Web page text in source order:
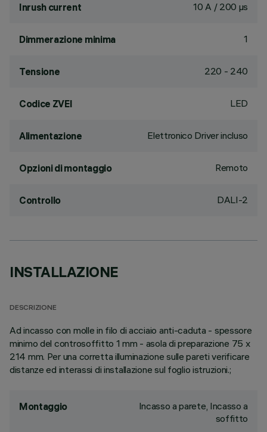
Inrush current 10 A / 200 µs
Dimmerazione minima 1
Tensione 220 - 240
Codice ZVEI LED
Alimentazione Elettronico Driver incluso
Opzioni di montaggio Remoto
Controllo DALI-2
INSTALLAZIONE
DESCRIZIONE
Ad incasso con molle in filo di acciaio anti-caduta - spessore
minimo del controsoffitto 1 mm - asola di preparazione 75 x
214 mm. Per una corretta illuminazione sulle pareti verificare
distanze ed interassi di installazione sul foglio istruzioni.;
Montaggio
Incasso a parete, Incasso a
soffitto